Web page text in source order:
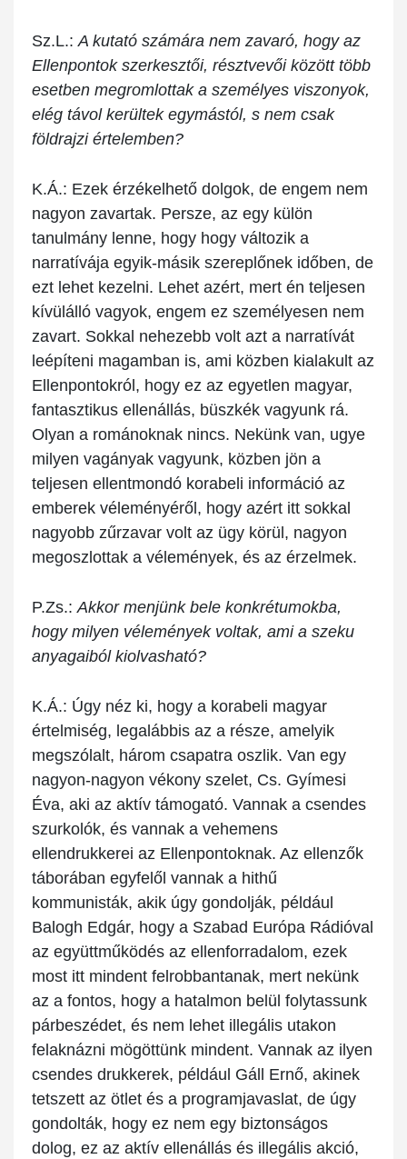
Sz.L.: A kutató számára nem zavaró, hogy az
Ellenpontok szerkesztői, résztvevői között több
esetben megromlottak a személyes viszonyok,
elég távol kerültek egymástól, s nem csak
földrajzi értelemben?
K.Á.: Ezek érzékelhető dolgok, de engem nem
nagyon zavartak. Persze, az egy külön
tanulmány lenne, hogy hogy változik a
narratívája egyik-másik szereplőnek időben, de
ezt lehet kezelni. Lehet azért, mert én teljesen
kívülálló vagyok, engem ez személyesen nem
zavart. Sokkal nehezebb volt azt a narratívát
leépíteni magamban is, ami közben kialakult az
Ellenpontokról, hogy ez az egyetlen magyar,
fantasztikus ellenállás, büszkék vagyunk rá.
Olyan a románoknak nincs. Nekünk van, ugye
milyen vagányak vagyunk, közben jön a
teljesen ellentmondó korabeli információ az
emberek véleményéről, hogy azért itt sokkal
nagyobb zűrzavar volt az ügy körül, nagyon
megoszlottak a vélemények, és az érzelmek.
P.Zs.: Akkor menjünk bele konkrétumokba,
hogy milyen vélemények voltak, ami a szeku
anyagaiból kiolvasható?
K.Á.: Úgy néz ki, hogy a korabeli magyar
értelmiség, legalábbis az a része, amelyik
megszólalt, három csapatra oszlik. Van egy
nagyon-nagyon vékony szelet, Cs. Gyímesi
Éva, aki az aktív támogató. Vannak a csendes
szurkolók, és vannak a vehemens
ellendrukkerei az Ellenpontoknak. Az ellenzők
táborában egyfelől vannak a hithű
kommunisták, akik úgy gondolják, például
Balogh Edgár, hogy a Szabad Európa Rádióval
az együttműködés az ellenforradalom, ezek
most itt mindent felrobbantanak, mert nekünk
az a fontos, hogy a hatalmon belül folytassunk
párbeszédet, és nem lehet illegális utakon
felaknázni mögöttünk mindent. Vannak az ilyen
csendes drukkerek, például Gáll Ernő, akinek
tetszett az ötlet és a programjavaslat, de úgy
gondolták, hogy ez nem egy biztonságos
dolog, ez az aktív ellenállás és illegális akció,